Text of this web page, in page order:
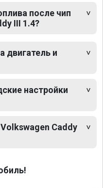
после чип
III 1.4?
двигатель и
настройки
Caddy